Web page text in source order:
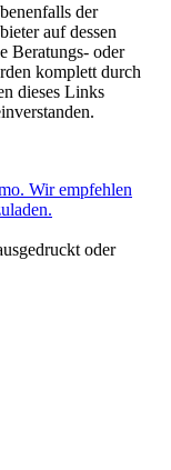
der
auf dessen
Beratungs- oder
komplett durch
dieses Links
Wir empfehlen
oder